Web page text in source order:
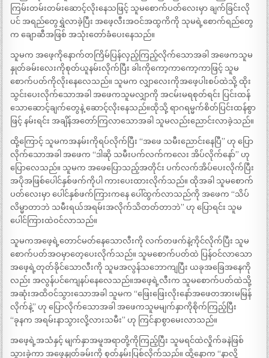
ကြမ်းတမ်းတမ်းဆောင့်လိုးနေသဖြင့် သူမစောက်ပတ်လေးမှာ ချက်ခြင်းလို
ပင် အရည်တွေရွှဲလာခဲ့ပြီး အဖေ့လီးအဝင်အထွကိကို သုမရဲ့စောက်ရည်တွေ
က ချောဆီအဖြစ် အသုံးတော်ခံပေးနေသည်။
သူမက အဖေ့ကိုနောက်တကြိမ်ပြန်လှည့်ကြည့်လိုက်သောအခါ အဖေကသူမ
နှုတ်ခမ်းလေးကိုစုတ်ယူနမ်းလိုက်ပြီး ခါးကိုကော့ကာကော့ကာဖြင့် သူမ
စောက်ပတ်ကိုလိုးနေလေသည်။ သူမက လျှာလေးကိုအဖေ့ပါးစပ်ထဲသို့ ထိုး
သွင်းပေးလိုက်သောအခါ အဖေကသူမလျှာကို အငမ်းမရစုတ်ရင်း ပြင်းထန်
သောဆောင့်ချက်တွေနဲ့ ဆောင့်လိုးနေသည်။ထိုသို့ ရာဂရမ္မက်စိတ်ပြင်းထန်စွာ
ဖြင့် နမ်းရင်း အချိန်အတော်ကြလာသောအခါ သူမလည်းညောင်းလာခဲ့သည်။
ထို့ကြောင့် သူမကအနမ်းကိုရပ်လိုက်ပြီး “အဖေ သမီးညောင်းနေပြီ” ဟု ပြော
လိုက်သောအခါ အဖေက “ဒါဆို သမီးပက်လက်ကလေး အိပ်လိုက်နော်” ဟု
ပြောလေသည်။ သူမက အဖေပြောသည့်အတိုင်း ပက်လက်အိပ်ပေးလိုက်ပြီး
အပိုအဖြစ်ပေါင်နှစ်ဖက်ကိုပါ ကားပေးထားလိုက်သည်။ ထိုအခါ သူမစောက်
ပတ်လေးမှာ ပေါင်နှစ်ဖက်ကြားကနေ ပေါ်ထွက်လာသည်ကို အဖေက “သိပ်
လိမ္မာတာဘဲ သမီးရယ်အရမ်းအလိုက်သိတတ်တာဘဲ” ဟု ပြောရင်း သူမ
ပေါင်ကြားထဲဝင်လာသည်။
သူမကအဖေ့ရဲ့တောင်မတ်နေသောလီးကို လက်တဖက်နဲ့ကိုင်လိုက်ပြီး သူမ
စောက်ပတ်အဝမှာတေ့ပေးလိုက်သည်။ သူမစောက်ပတ်ထဲ ပြန်ဝင်လာသော
အဖေ့ရဲ့တုတ်ခိုင်သောလီးကို သူမအလွန်သဘောကျပြီး ယခုအခြေအနေကို
လည်း အလွန်ပင်ကျေနပ်နေလေသည်။အဖေ့ရဲ့လီးက သူမစောက်ပတ်ထဲသို့
အဆုံးအထိဝင်သွားသောအခါ သူမက “ဖြေးဖြေးလိုးနော်အဖေတအားမမြန်
လိုက်နဲ့” ဟု ပြောလိုက်သောအခါ အဖေကသူမမျက်နှာကိုစိုက်ကြည့်ပြီး
“ခုနက အရမ်းနာသွားလို့လားသမီး” ဟု ကြင်နာစွာမေးလာသည်။
အဖေ့ရဲ့အသံနှင့် မျက်နှာအမူအရာတို့ကိုကြည့်ပြီး သူမရင်ထဲလှိုက်ခနဲဖြစ်
သွားခဲ့ကာ အဖေ့နှုတ်ခမ်းကို စုတ်နမ်းပြစ်လိုက်သည်။ ထို့နောက “နာလို့